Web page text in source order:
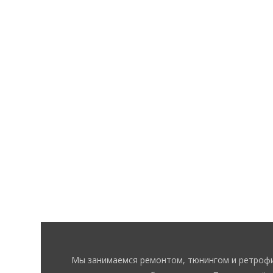
Мы занимаемся ремонтом, тюнингом и